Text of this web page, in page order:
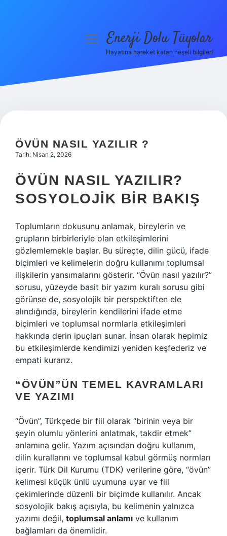
Hakkımızda
menüyüEnerji Dolu Tüyolar
Hayatına hareket katan neşeli bilgiler!
ÖVÜN NASIL YAZILIR ?
Tarih: Nisan 2, 2026
ÖVÜN NASIL YAZILIR?
SOSYOLOJIK BIR BAKIŞ
Toplumların dokusunu anlamak, bireylerin ve
grupların birbirleriyle olan etkileşimlerini
gözlemlemekle başlar. Bu süreçte, dilin gücü, ifade
biçimleri ve kelimelerin doğru kullanımı toplumsal
ilişkilerin yansımalarını gösterir. “Övün nasıl yazılır?”
sorusu, yüzeyde basit bir yazım kuralı sorusu gibi
görünse de, sosyolojik bir perspektiften ele
alındığında, bireylerin kendilerini ifade etme
biçimleri ve toplumsal normlarla etkileşimleri
hakkında derin ipuçları sunar. İnsan olarak hepimiz
bu etkileşimlerde kendimizi yeniden keşfederiz ve
empati kurarız.
“ÖVÜN”ÜN TEMEL KAVRAMLARI
VE YAZIMI
“Övün”, Türkçede bir fiil olarak “birinin veya bir
şeyin olumlu yönlerini anlatmak, takdir etmek”
anlamına gelir. Yazım açısından doğru kullanım,
dilin kurallarını ve toplumsal kabul görmüş normları
içerir. Türk Dil Kurumu (TDK) verilerine göre, “övün”
kelimesi küçük ünlü uyumuna uyar ve fiil
çekimlerinde düzenli bir biçimde kullanılır. Ancak
sosyolojik bakış açısıyla, bu kelimenin yalnızca
yazımı değil, toplumsal anlamı ve kullanım
bağlamları da önemlidir.